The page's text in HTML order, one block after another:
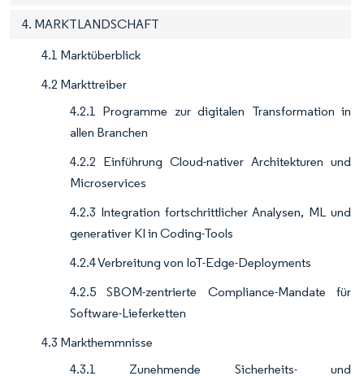
4. MARKTLANDSCHAFT
4.1 Marktüberblick
4.2 Markttreiber
4.2.1 Programme zur digitalen Transformation in
allen Branchen
4.2.2 Einführung Cloud-nativer Architekturen und
Microservices
4.2.3 Integration fortschrittlicher Analysen, ML und
generativer KI in Coding-Tools
4.2.4 Verbreitung von IoT-Edge-Deployments
4.2.5 SBOM-zentrierte Compliance-Mandate für
Software-Lieferketten
4.3 Markthemmnisse
4.3.1 Zunehmende Sicherheits- und